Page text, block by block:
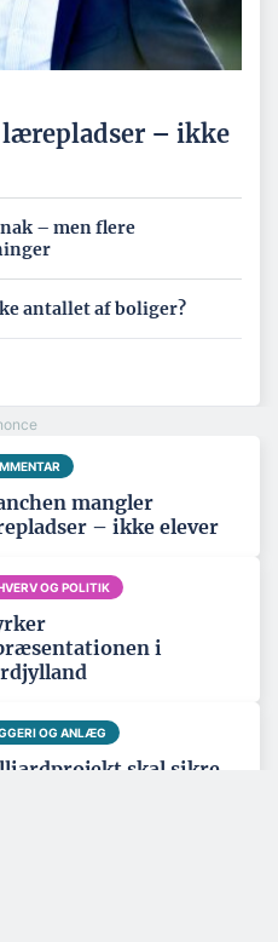
– ikke
– men flere
antallet af boliger?
mangler
– ikke elever
OG POLITIK
i
OG ANLÆG
skal sikre